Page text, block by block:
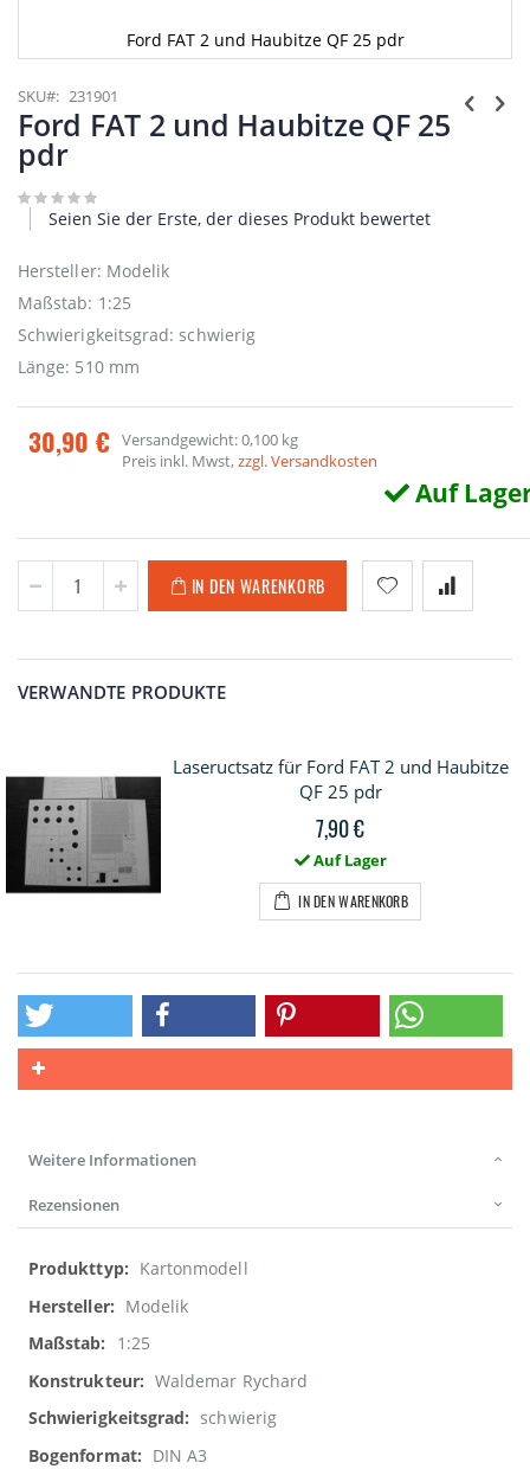
Ford FAT 2 und Haubitze QF 25 pdr
Anfang
der
Bildgalerie
springen
SKU 231901
Ford FAT 2 und Haubitze QF 25
pdr
Seien Sie der Erste, der dieses Produkt bewertet
Hersteller: Modelik
Maßstab: 1:25
Schwierigkeitsgrad: schwierig
Länge: 510 mm
30,90 € Versandgewicht: 0,100 kg
Preis inkl. Mwst,zzgl. Versandkosten
Auf
IN DEN WARENKORB
VERWANDTE PRODUKTE
Laseructsatz für Ford FAT 2 und Haubitze
QF 25 pdr
7,90 €
Auf Lager
IN DEN WARENKORB
Weitere Informationen
Rezensionen
Weitere
Informationen
Kartonmodell
Modelik
1:25
Waldemar Rychard
schwierig
DIN A3